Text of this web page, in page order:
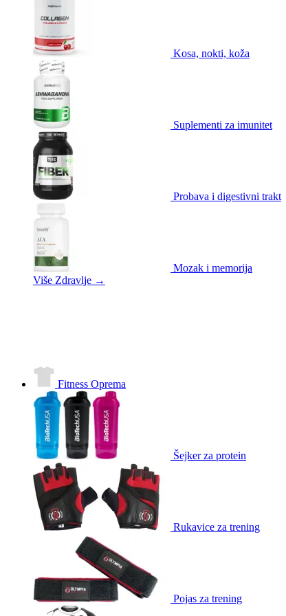
Kosa, nokti, koža
Suplementi za imunitet
Probava i digestivni trakt
Mozak i memorija
Više Zdravlje →
Fitness Oprema
Šejker za protein
Rukavice za trening
Pojas za trening